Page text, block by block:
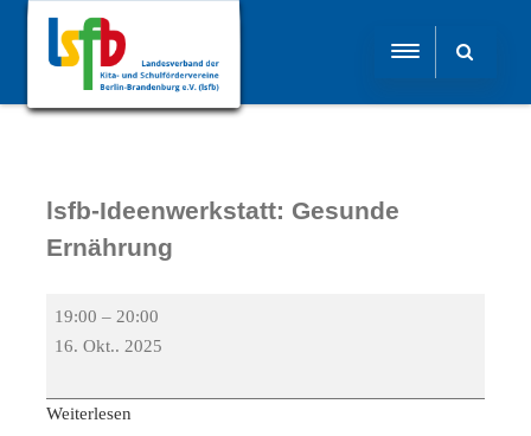
lsfb-Ideenwerkstatt: Gesunde
Ernährung
19:00 – 20:00
16. Okt.. 2025
Weiterlesen